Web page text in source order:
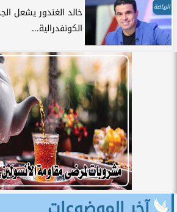
الرياضة
خالد الغندور يشعل
الكونفدرالية...